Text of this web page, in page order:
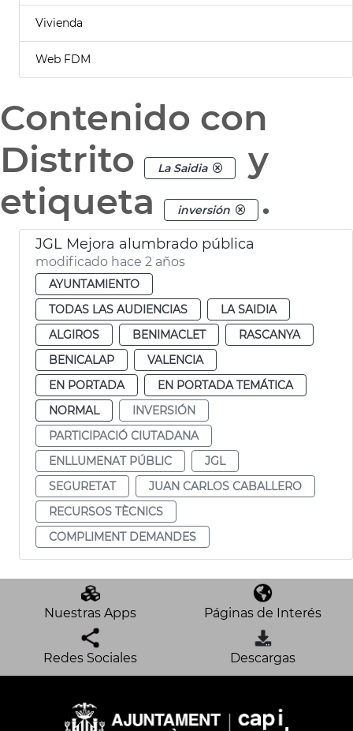
Vivienda
Web FDM
Contenido con
Distrito
La Saidia
y
etiqueta
inversión .
JGL Mejora alumbrado pública
modificado hace 2 años
AYUNTAMIENTO
TODAS LAS AUDIENCIAS
LA SAIDIA
ALGIROS
BENIMACLET
RASCANYA
BENICALAP
VALENCIA
EN PORTADA
EN PORTADA TEMÁTICA
NORMAL
INVERSIÓN
PARTICIPACIÓ CIUTADANA
ENLLUMENAT PÚBLIC
JGL
SEGURETAT
JUAN CARLOS CABALLERO
RECURSOS TÈCNICS
COMPLIMENT DEMANDES
Nuestras Apps Páginas de Interés
Redes Sociales Descargas